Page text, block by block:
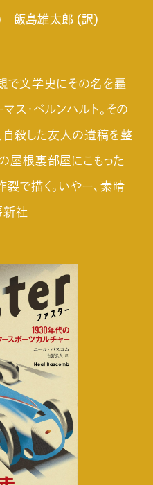
) 飯島雄太郎 (訳)
で文学史にその名を轟
ス・ベルンハルト。その
自殺した友人の遺稿を整
屋根裏部屋にこもった
で描く。いやー、素晴
新社